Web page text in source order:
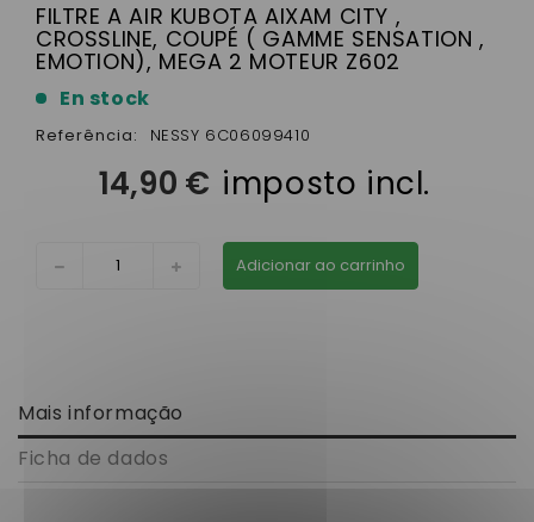
FILTRE A AIR KUBOTA AIXAM CITY ,
CROSSLINE, COUPÉ ( GAMME SENSATION ,
EMOTION), MEGA 2 MOTEUR Z602
En stock
Referência: NESSY 6C06099410
14,90 € imposto incl.
Adicionar ao carrinho
Mais informação
Ficha de dados